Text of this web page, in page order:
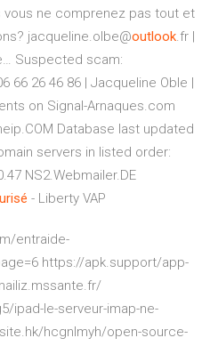
vous ne comprenez pas tout et
jacqueline.olbe@outlook.fr |
Suspected scam:
66 26 46 86 | Jacqueline Oble |
on Signal-Arnaques.com
Database last updated
servers in listed order:
NS2.Webmailer.DE
- Liberty VAP
entraide-
https://apk.support/app-
ipad-le-serveur-imap-ne-
hcgnlmyh/open-source-